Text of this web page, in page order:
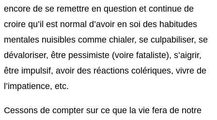
encore de se remettre en question et continue de
croire qu’il est normal d’avoir en soi des habitudes
mentales nuisibles comme chialer, se culpabiliser, se
dévaloriser, être pessimiste (voire fataliste), s’aigrir,
être impulsif, avoir des réactions colériques, vivre de
l’impatience, etc.
Cessons de compter sur ce que la vie fera de notre